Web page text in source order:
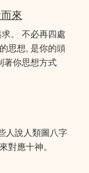
來
。 不必再四處
思想, 是你的頭
著你思想方式
人說人類圖八字
對應十神。